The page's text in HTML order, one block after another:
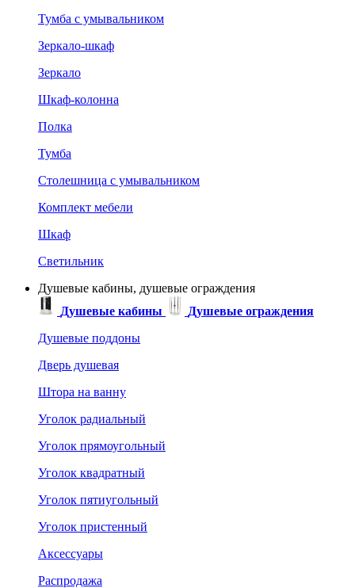
Тумба с умывальником
Зеркало-шкаф
Зеркало
Шкаф-колонна
Полка
Тумба
Столешница с умывальником
Комплект мебели
Шкаф
Светильник
Душевые кабины, душевые ограждения
Душевые кабины
Душевые ограждения
Душевые поддоны
Дверь душевая
Штора на ванну
Уголок радиальный
Уголок прямоугольный
Уголок квадратный
Уголок пятиугольный
Уголок пристенный
Аксессуары
Распродажа